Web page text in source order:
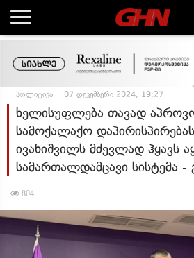
პოლიტიკა 07 დეკემბერი 2024, 19:27
ხელისუფლება თავად
სამოქალაქო
ივანიშვილს მძევლად ჰყავს
სამართალდამცავი სისტემა -
804